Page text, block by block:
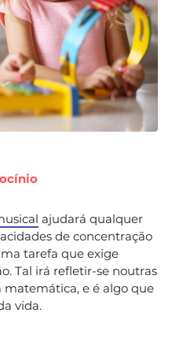
ajudará qualquer
de concentração
tarefa que exige
Tal irá refletir-se noutras
matemática, e é algo que
vida.